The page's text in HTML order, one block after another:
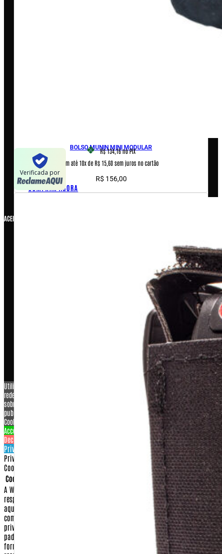
BOLSO MUNIN MINI MODULAR
R$ 134,16no PIX
Em até 10x de R$ 15,60 sem juros no cartão
R$ 156,00
COMPRAR AGORA
Verificada por
ACEITAMOS
COPYRIGHT © 2026 – WARFARE INDUSTRIA E COMERCIO DE
ARTIGOS MILITARES LTDA ME, CNPJ: 07.929.707/0001-26
Utilizamos cookies para personalizar conteúdo e anúncios, oferecer recursos de
redes sociais e analisar o nosso tráfego. Também compartilhamos informações
sobre a sua utilização do nosso site com os nossos parceiros de redes sociais,
publicidade e análise.
Cookies settings
Accept
Decline
Privacy & Cookie policy
Privacy & Cookies policy
Cookies list
Cookie name
A Warfare.com.br sempre construiu sua imagem baseada na proteção e no
respeito aos direitos de seus consumidores.
Dessa forma, apresentamos
aqui nossa Política de Privacidade e Segurança para que, ao realizar sua
compra conosco, você tenha sempre a certeza de que o sigilo e a
privacidade de seus dados serão respeitados dentro dos mais rigorosos
padrões de segurança na internet.
Isso significa que qualquer dado
fornecido por você, seja no momento da compra ou no cadastramento para